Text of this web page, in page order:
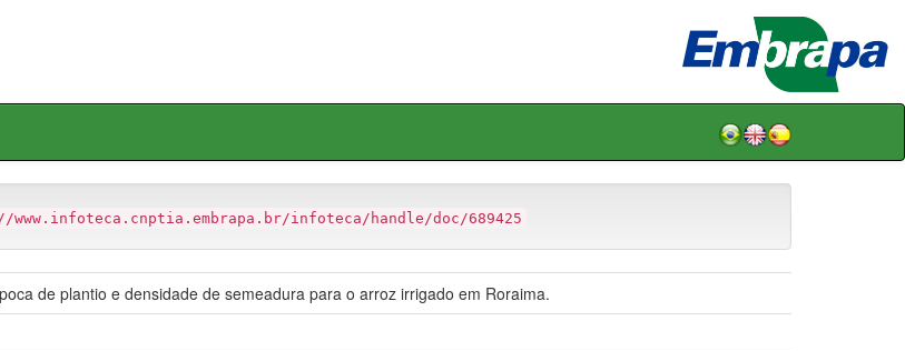
infoteca/handle/doc/689425
de plantio e densidade de semeadura para o arroz irrigado em Roraima.